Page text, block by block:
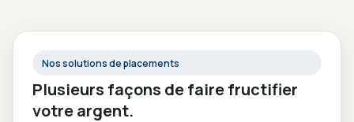
Nos solutions de placements
Plusieurs façons de faire fructifier
votre argent.